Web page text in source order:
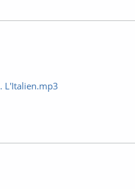
L'Italien.mp3